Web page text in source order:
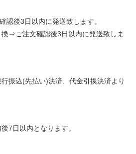
後3日以内に発送致します。
⇒ご注文確認後3日以内に発送致しま
振込(先払い)決済、代金引換決済より
7日以内となります。